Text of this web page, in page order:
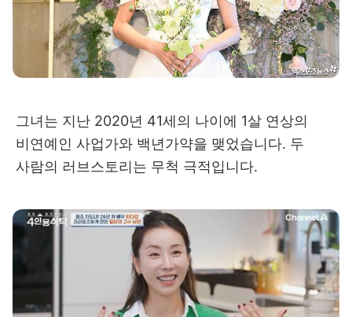
그녀는 지난 2020년 41세의 나이에 1살 연상의
비연예인 사업가와 백년가약을 맺었습니다. 두
사람의 러브스토리는 무척 극적입니다.